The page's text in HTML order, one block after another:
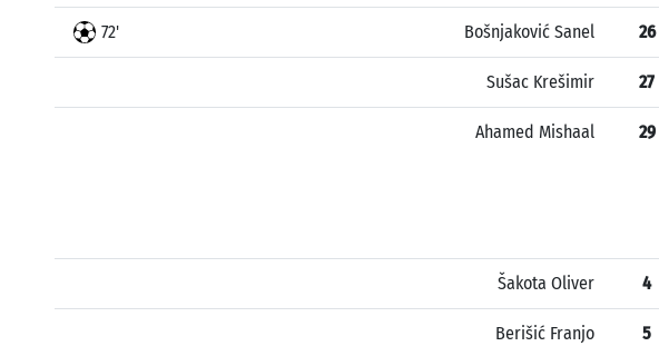
72' Bošnjaković Sanel 26
Sušac Krešimir 27
Ahamed Mishaal 29
Šakota Oliver 4
Berišić Franjo 5